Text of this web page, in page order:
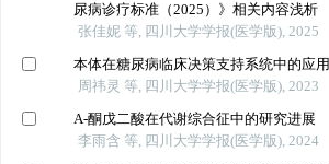
尿病诊疗标准（2025）》相关内容浅析
张佳妮 等, 四川大学学报(医学版), 2025
本体在糖尿病临床决策支持系统中的应用
周祎灵 等, 四川大学学报(医学版), 2023
Α-酮戊二酸在代谢综合征中的研究进展
李雨含 等, 四川大学学报(医学版), 2024